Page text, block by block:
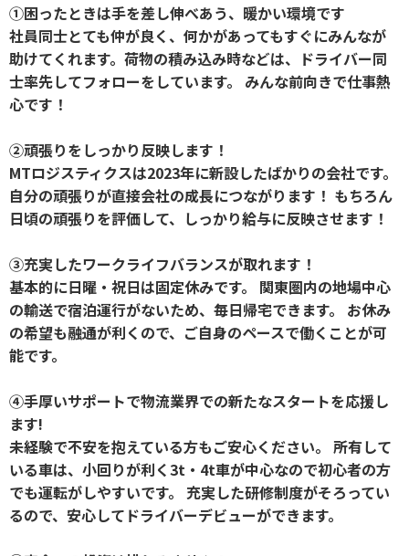
①困ったときは手を差し伸べあう、暖かい環境です
社員同士とても仲が良く、何かがあってもすぐにみんなが
助けてくれます。荷物の積み込み時などは、ドライバー同
士率先してフォローをしています。 みんな前向きで仕事熱
心です！
②頑張りをしっかり反映します！
MTロジスティクスは2023年に新設したばかりの会社です。
自分の頑張りが直接会社の成長につながります！ もちろん
日頃の頑張りを評価して、しっかり給与に反映させます！
③充実したワークライフバランスが取れます！
基本的に日曜・祝日は固定休みです。 関東圏内の地場中心
の輸送で宿泊運行がないため、毎日帰宅できます。 お休み
の希望も融通が利くので、ご自身のペースで働くことが可
能です。
④手厚いサポートで物流業界での新たなスタートを応援し
ます!
未経験で不安を抱えている方もご安心ください。 所有して
いる車は、小回りが利く3t・4t車が中心なので初心者の方
でも運転がしやすいです。 充実した研修制度がそろってい
るので、安心してドライバーデビューができます。